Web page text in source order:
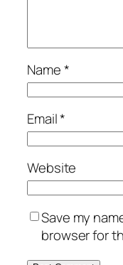
Name*
Email*
Website
Save my
browser for